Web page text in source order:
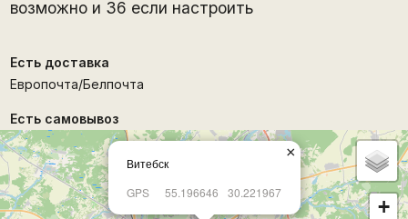
возможно и 36 если настроить
Есть доставка
Европочта/Белпочта
Есть самовывоз
Витебск
GPS
55.196646 30.221967
×
+